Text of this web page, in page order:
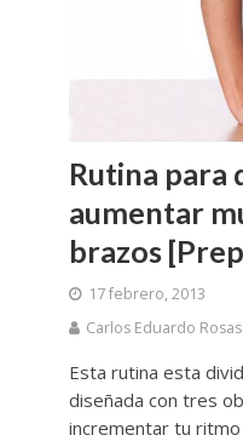
Rutina para
aumentar
brazos
17 febrero, 2013
Carlos Eduardo
Esta rutina esta
diseñada con tres
incrementar tu